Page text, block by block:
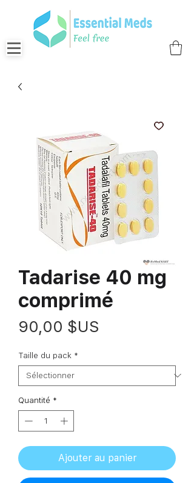
Tadarise 40 mg
comprimé
90,00 $US
Taille du pack *
Quantité *
Ajouter au panier